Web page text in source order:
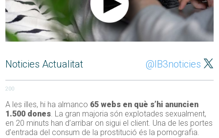
Noticies Actualitat @IB3noticies
200
A les illes, hi ha almanco 65 webs en què s’hi anuncien
1.500 dones. La gran majoria són explotades sexualment,
en 20 minuts han d’arribar on sigui el client. Una de les portes
d’entrada del consum de la prostitució és la pornografia.